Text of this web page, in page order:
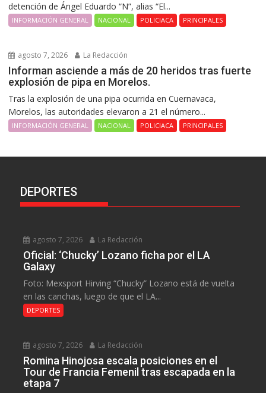
detención de Ángel Eduardo “N”, alias “El...
INFORMACIÓN GENERAL NACIONAL POLICIACA PRINCIPALES
agosto 7, 2026 La Redacción
Informan asciende a más de 20 heridos tras fuerte
explosión de pipa en Morelos.
Tras la explosión de una pipa ocurrida en Cuernavaca,
Morelos, las autoridades elevaron a 21 el número...
INFORMACIÓN GENERAL NACIONAL POLICIACA PRINCIPALES
DEPORTES
agosto 7, 2026 La Redacción
Oficial: ‘Chucky’ Lozano ficha por el LA
Galaxy
Foto: Mexsport Hirving “Chucky” Lozano está de vuelta
en las canchas, luego de que el LA...
DEPORTES
agosto 7, 2026 La Redacción
Romina Hinojosa escala posiciones en el
Tour de Francia Femenil tras escapada en la
etapa 7